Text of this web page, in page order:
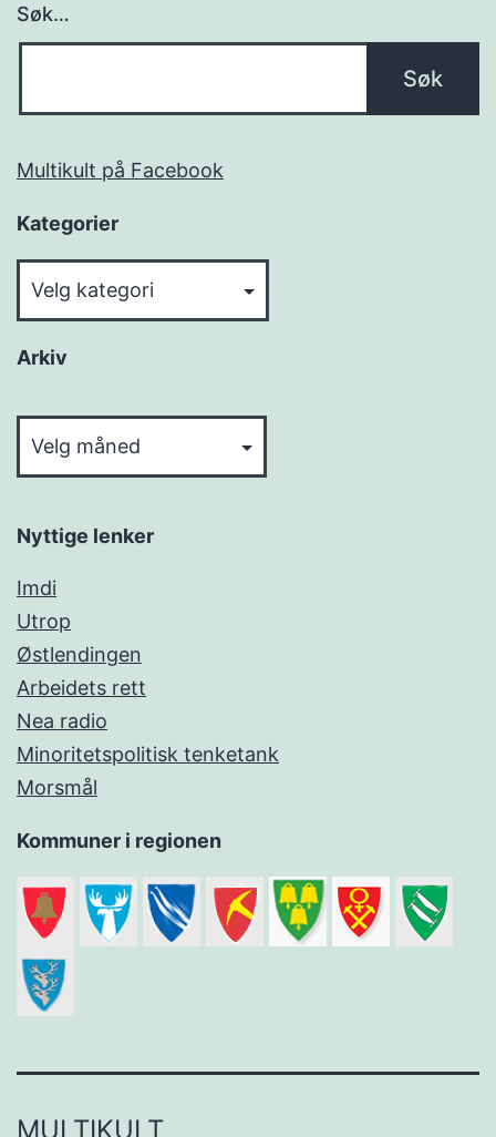
Søk…
Multikult på Facebook
Kategorier
Arkiv
Nyttige lenker
Imdi
Utrop
Østlendingen
Arbeidets rett
Nea radio
Minoritetspolitisk tenketank
Morsmål
Kommuner i regionen
MULTIKULT